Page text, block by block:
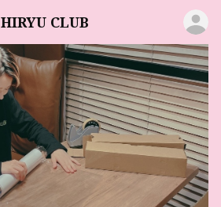
HIRYU CLUB